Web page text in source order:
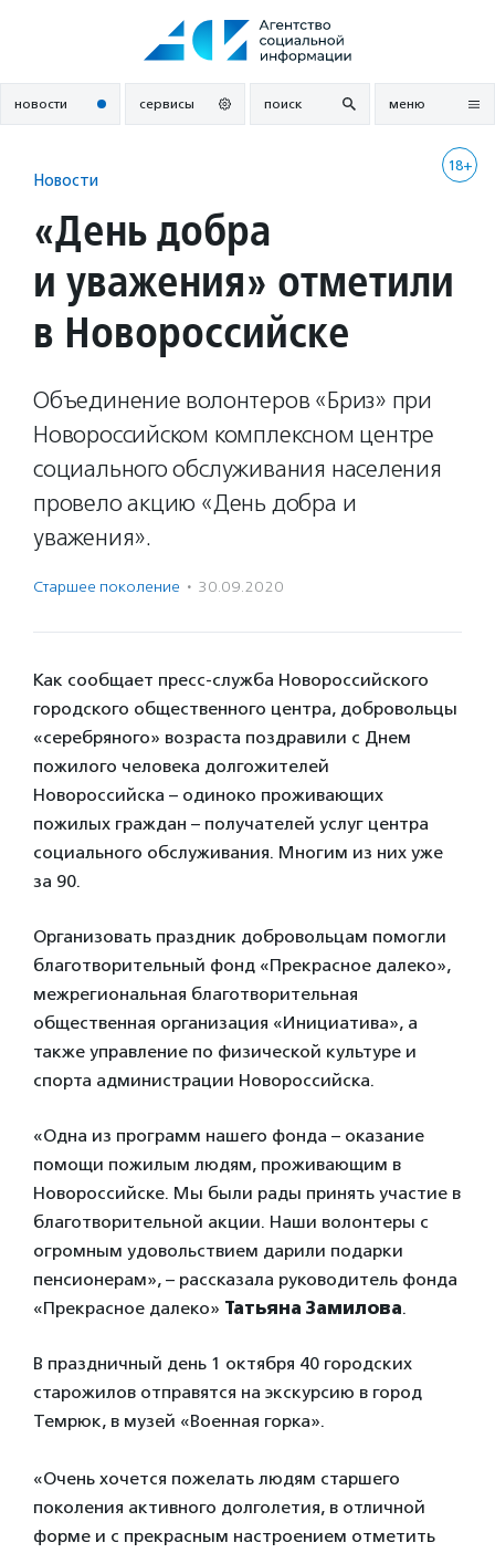
новости сервисы поиск меню
18+
Новости
«День добра
и уважения» отметили
в Новороссийске
Объединение волонтеров «Бриз» при
Новороссийском комплексном центре
социального обслуживания населения
провело акцию «День добра и
уважения».
Старшее поколение · 30.09.2020
Как сообщает пресс-служба Новороссийского
городского общественного центра, добровольцы
«серебряного» возраста поздравили с Днем
пожилого человека долгожителей
Новороссийска – одиноко проживающих
пожилых граждан – получателей услуг центра
социального обслуживания. Многим из них уже
за 90.
Организовать праздник добровольцам помогли
благотворительный фонд «Прекрасное далеко»,
межрегиональная благотворительная
общественная организация «Инициатива», а
также управление по физической культуре и
спорта администрации Новороссийска.
«Одна из программ нашего фонда – оказание
помощи пожилым людям, проживающим в
Новороссийске. Мы были рады принять участие в
благотворительной акции. Наши волонтеры с
огромным удовольствием дарили подарки
пенсионерам», – рассказала руководитель фонда
«Прекрасное далеко» Татьяна Замилова.
В праздничный день 1 октября 40 городских
старожилов отправятся на экскурсию в город
Темрюк, в музей «Военная горка».
«Очень хочется пожелать людям старшего
поколения активного долголетия, в отличной
форме и с прекрасным настроением отметить